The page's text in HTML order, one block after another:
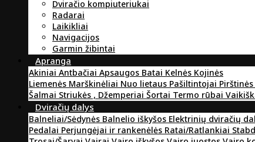
Dviračio kompiuteriukai
Radarai
Laikikliai
Navigacijos
Garmin žibintai
Apranga
Akiniai Antbačiai Apsaugos Batai Kelnės Kojinės
Liemenės Marškinėliai Nuo lietaus Pašiltintojai Pirštinės
Šalmai Striukės , Džemperiai Šortai Termo rūbai
Dviračių dalys
Balneliai/Sėdynės Balnelio iškyšos Elektrinių dviračių
Pedalai Perjungėjai ir rankenėlės Ratai/Ratlankiai